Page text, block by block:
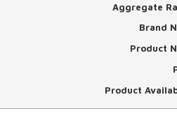
Aggregate
Brand
Product
Product